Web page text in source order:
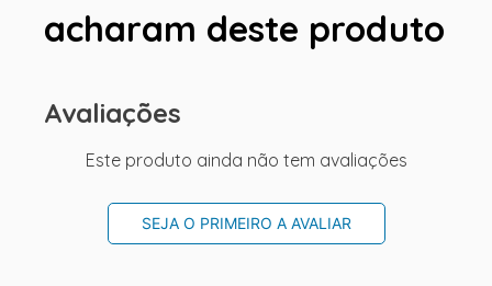
acharam deste produto
Avaliações
Este produto ainda não tem avaliações
SEJA O PRIMEIRO A AVALIAR